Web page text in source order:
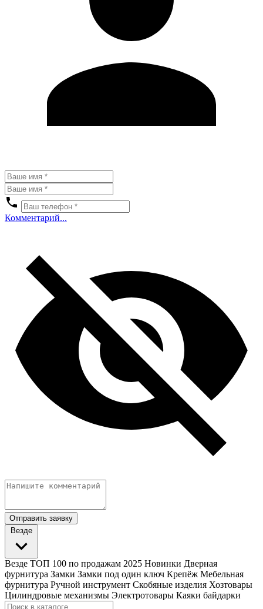
Комментарий...
Отправить заявку
Везде
Везде ТОП 100 по продажам 2025 Новинки Дверная
фурнитура Замки Замки под один ключ Крепёж Мебельная
фурнитура Ручной инструмент Скобяные изделия Хозтовары
Цилиндровые механизмы Электротовары Каяки байдарки